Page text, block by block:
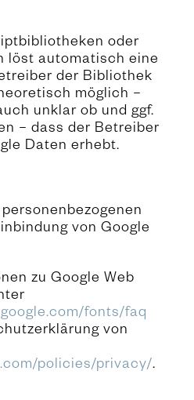
oder
löst automatisch eine
der Bibliothek
möglich –
unklar ob und ggf.
– dass der Betreiber
Daten erhebt.
von Google
zu Google Web
fonts/faq
von
policies/privacy/.